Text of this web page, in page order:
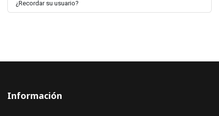
¿Recordar su usuario?
Información